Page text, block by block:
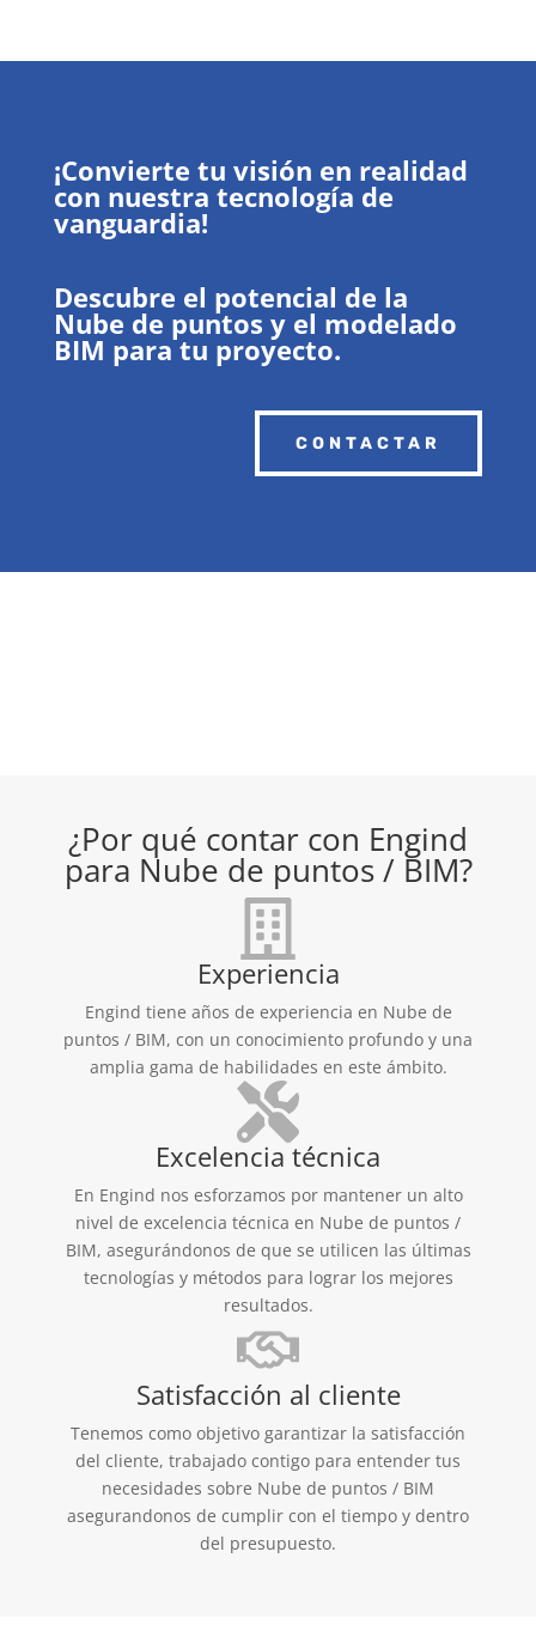
¡Convierte tu visión en realidad
con nuestra tecnología de
vanguardia!
Descubre el potencial de la
Nube de puntos y el modelado
BIM para tu proyecto.
CONTACTAR
¿Por qué contar con Engind
para Nube de puntos / BIM?
Experiencia
Engind tiene años de experiencia en Nube de
puntos / BIM, con un conocimiento profundo y una
amplia gama de habilidades en este ámbito.
Excelencia técnica
En Engind nos esforzamos por mantener un alto
nivel de excelencia técnica en Nube de puntos /
BIM, asegurándonos de que se utilicen las últimas
tecnologías y métodos para lograr los mejores
resultados.
Satisfacción al cliente
Tenemos como objetivo garantizar la satisfacción
del cliente, trabajado contigo para entender tus
necesidades sobre Nube de puntos / BIM
asegurandonos de cumplir con el tiempo y dentro
del presupuesto.